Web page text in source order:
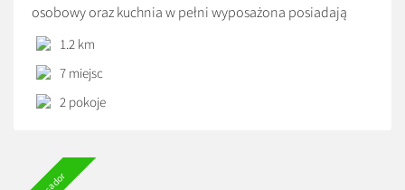
osobowy oraz kuchnia w pełni wyposażona posiadają
bezpośrednie wyjście na zadaszony taras. Każdy pokój
dysponuje własną łazienką.Grill do dyspozycji gości.
Zakwaterowanie/wykwaterowanie: od 14:00 do 10:00 Do
dyspozycji gości: Miejsce na ognisko, Grill, Kuchnia
1.2 km
7 miejsc
2 pokoje